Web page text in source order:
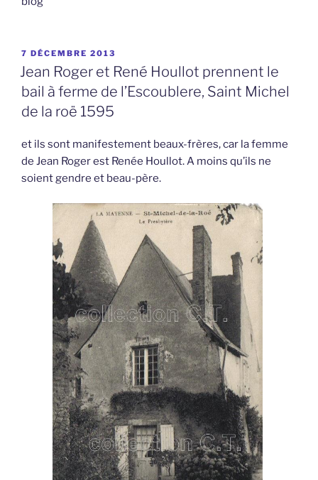
PUBLIÉ
LE
7 DÉCEMBRE 2013
Jean Roger et René Houllot prennent le
bail à ferme de l’Escoublere, Saint Michel
de la roë 1595
et ils sont manifestement beaux-frères, car la femme
de Jean Roger est Renée Houllot. A moins qu’ils ne
soient gendre et beau-père.